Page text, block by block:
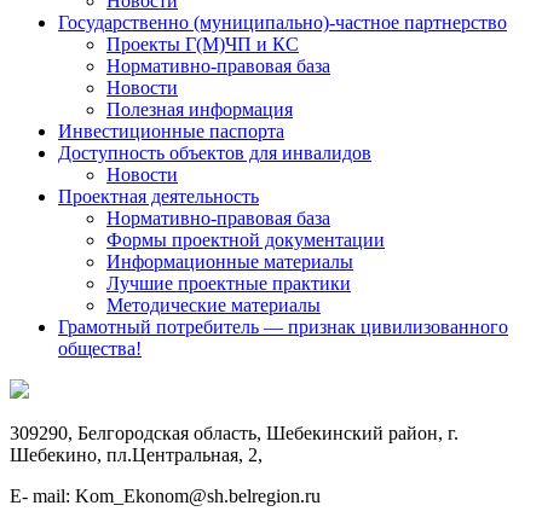
Государственно (муниципально)-частное партнерство
Проекты Г(М)ЧП и КС
Нормативно-правовая база
Новости
Полезная информация
Инвестиционные паспорта
Доступность объектов для инвалидов
Новости
Проектная деятельность
Нормативно-правовая база
Формы проектной документации
Информационные материалы
Лучшие проектные практики
Методические материалы
Грамотный потребитель — признак цивилизованного
общества!
309290, Белгородская область, Шебекинский район, г.
Шебекино, пл.Центральная, 2,
E- mail: Kom_Ekonom@sh.belregion.ru